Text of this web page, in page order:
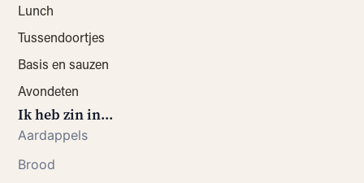
Lunch
Tussendoortjes
Basis en sauzen
Avondeten
Ik heb zin in...
Aardappels
Brood